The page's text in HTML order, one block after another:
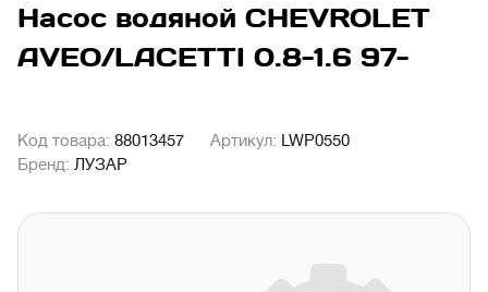
Насос водяной CHEVROLET
AVEO/LACETTI 0.8-1.6 97-
Код товара: 88013457 Артикул: LWP0550
Бренд: ЛУЗАР